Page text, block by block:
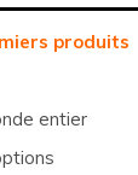
produits
entier